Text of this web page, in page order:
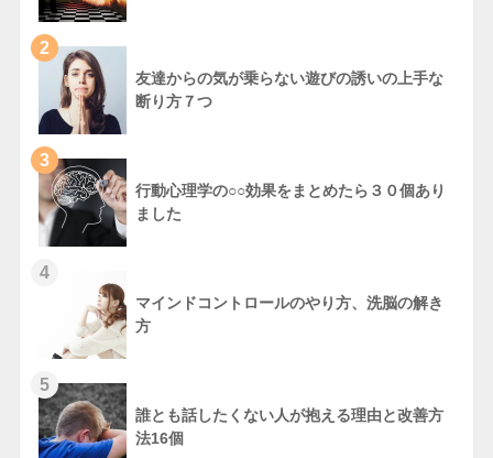
2
友達からの気が乗らない遊びの誘いの上手な
断り方７つ
3
行動心理学の○○効果をまとめたら３０個あり
ました
4
マインドコントロールのやり方、洗脳の解き
方
5
誰とも話したくない人が抱える理由と改善方
法16個